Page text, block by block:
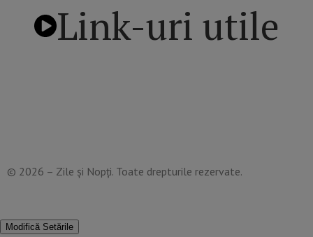
Link-uri utile
© 2026 – Zile și Nopți. Toate drepturile rezervate.
Modifică Setările